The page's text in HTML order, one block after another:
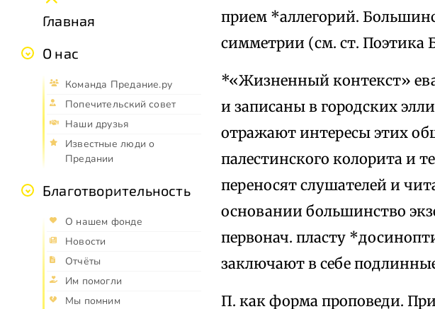
Главная
О нас
Команда Предание.ру
Попечительский совет
Наши друзья
Известные люди о
Предании
Благотворительность
О нашем фонде
Новости
Отчёты
Им помогли
Мы помним
прием *аллегорий.
симметрии (см. ст. Поэтика
*«Жизненный контекст»
и записаны в городских
отражают интересы этих
палестинского колорита и
переносят слушателей и
основании большинство
первонач. пласту
заключают в себе
П. как форма проповеди.